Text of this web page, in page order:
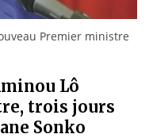
Premier ministre
Lô
trois jours
Sonko